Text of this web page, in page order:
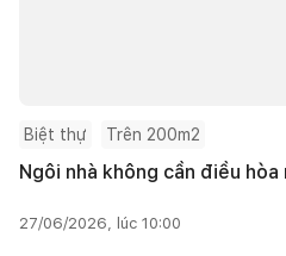
Biệt thự Trên 200m2
Ngôi nhà không cần điều
27/06/2026, lúc 10:00